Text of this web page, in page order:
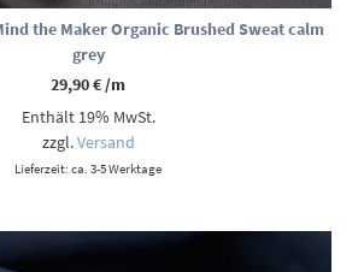
the Maker Organic Brushed Sweat calm
grey
29,90€/m
Enthält 19% MwSt.
zzgl.Versand
Lieferzeit: ca. 3-5 Werktage